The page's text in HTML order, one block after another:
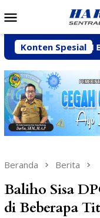
ke
Mobile
Konten Spesial
CV BBN Belum
Beranda Berita
Baliho Sisa
di Beberapa